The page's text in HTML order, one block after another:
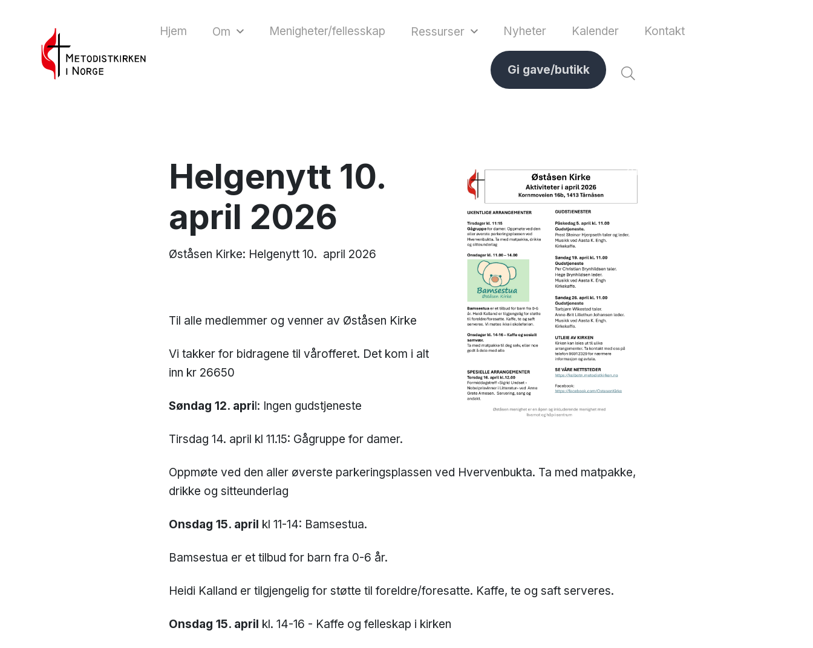
Hjem Om Menigheter/fellesskap Ressurser Nyheter Kalender Kontakt
Gi gave/butikk
Helgenytt 10.
april 2026
Øståsen Kirke: Helgenytt 10. april 2026
Til alle medlemmer og venner av Øståsen Kirke
Vi takker for bidragene til vårofferet. Det kom i alt
inn kr 26650
Søndag 12. april: Ingen gudstjeneste
Tirsdag 14. april kl 11.15: Gågruppe for damer.
Oppmøte ved den aller øverste parkeringsplassen ved Hvervenbukta. Ta med matpakke,
drikke og sitteunderlag
Onsdag 15. april kl 11-14: Bamsestua.
Bamsestua er et tilbud for barn fra 0-6 år.
Heidi Kalland er tilgjengelig for støtte til foreldre/foresatte. Kaffe, te og saft serveres.
Onsdag 15. april kl. 14-16 - Kaffe og felleskap i kirken